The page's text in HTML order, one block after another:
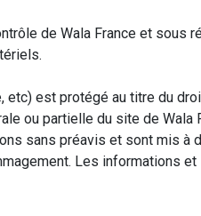
de Wala France et sous
est protégé au titre du
ou partielle du site de Wala
sans préavis et sont mis à
Les informations